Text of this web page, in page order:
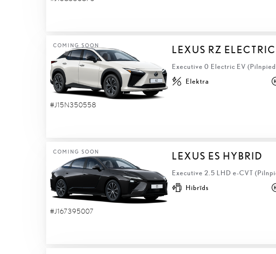
COMING SOON
#J15N350558
LEXUS RZ ELECTRIC
Executive 0 Electric EV
Elektra
COMING SOON
#J167395007
LEXUS ES HYBRID
Executive 2.5 LHD e-CVT
Hibrīds